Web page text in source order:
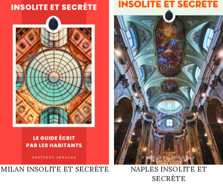
MILAN INSOLITE ET SECRÈTE
NAPLES INSOLITE ET
SECRÈTE